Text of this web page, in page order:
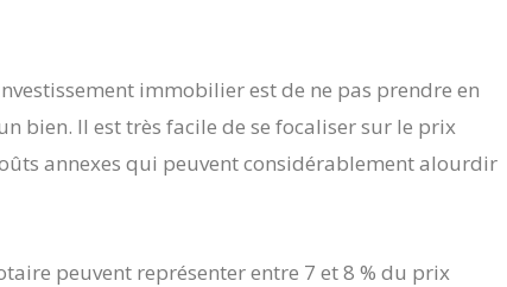
immobilier est de ne pas prendre en
bien. Il est très facile de se focaliser sur le prix
annexes qui peuvent considérablement alourdir
peuvent représenter entre 7 et 8 % du prix